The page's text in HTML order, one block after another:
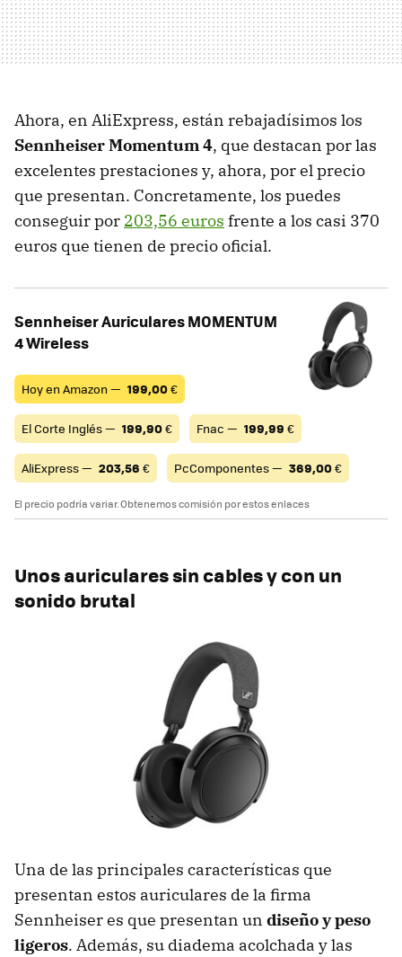
Ahora, en AliExpress, están rebajadísimos los
Sennheiser Momentum 4, que destacan por las
excelentes prestaciones y, ahora, por el precio
que presentan. Concretamente, los puedes
conseguir por 203,56 euros frente a los casi 370
euros que tienen de precio oficial.
Sennheiser Auriculares MOMENTUM
4 Wireless
Hoy en Amazon — 199,00€
El Corte Inglés — 199,90€ Fnac — 199,99 €
AliExpress — 203,56 € PcComponentes — 369,00€
El precio podría variar. Obtenemos comisión por estos enlaces
Unos auriculares sin cables y con un
sonido brutal
Una de las principales características que
presentan estos auriculares de la firma
Sennheiser es que presentan un diseño y peso
ligeros. Además, su diadema acolchada y las